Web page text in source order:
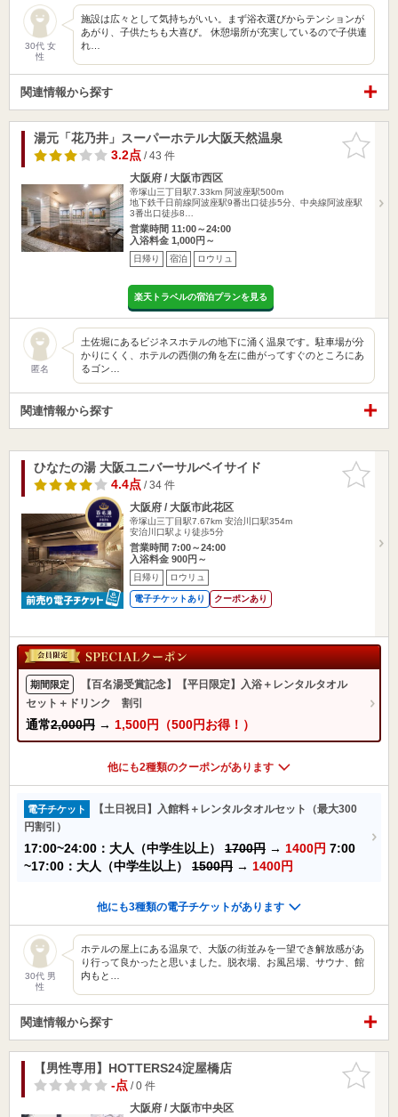
30代 女
性
施設は広々として気持ちがいい。まず浴衣選びからテンションが
あがり、子供たちも大喜び。 休憩場所が充実しているので子供連
れ…
関連情報から探す
お気に入
りに追加
湯元「花乃井」スーパーホテル大阪天然温泉
3.2点/ 43 件
大阪府 / 大阪市西区
帝塚山三丁目駅7.33km 阿波座駅500m
地下鉄千日前線阿波座駅9番出口徒歩5分、中央線阿波座駅
3番出口徒歩8…
営業時間 11:00～24:00
入浴料金 1,000円～
日帰り 宿泊 ロウリュ
楽天トラベルの宿泊プランを見る
匿名
土佐堀にあるビジネスホテルの地下に涌く温泉です。駐車場が分
かりにくく、ホテルの西側の角を左に曲がってすぐのところにあ
るゴン…
関連情報から探す
お気に入
りに追加
ひなたの湯 大阪ユニバーサルベイサイド
4.4点/ 34 件
大阪府 / 大阪市此花区
帝塚山三丁目駅7.67km 安治川口駅354m
安治川口駅より徒歩5分
営業時間 7:00～24:00
入浴料金 900円～
日帰り ロウリュ
電子チケットあり クーポンあり
期間限定
【百名湯受賞記念】【平日限定】入浴＋レンタルタオル
セット＋ドリンク 割引
通常2,000円 → 1,500円（500円お得！）
他にも2種類のクーポンがあります
電子チケット
【土日祝日】入館料＋レンタルタオルセット（最大300
円割引）
17:00~24:00：大人（中学生以上） 1700円 → 1400円 7:00
~17:00：大人（中学生以上） 1500円 → 1400円
他にも3種類の電子チケットがあります
30代 男
性
ホテルの屋上にある温泉で、大阪の街並みを一望でき解放感があ
り行って良かったと思いました。脱衣場、お風呂場、サウナ、館
内もと…
関連情報から探す
お気に入
りに追加
【男性専用】HOTTERS24淀屋橋店
-点/ 0 件
大阪府 / 大阪市中央区